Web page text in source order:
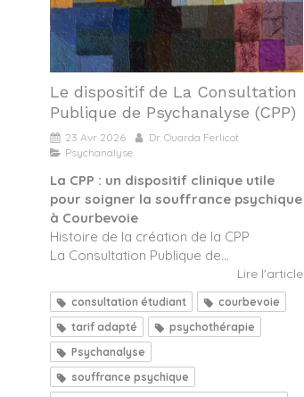
Le dispositif de La Consultation
Publique de Psychanalyse (CPP)
23 Avr 2026
Dr. Ouarda Ferlicot
Psychanalyse
La CPP : un dispositif clinique utile
pour soigner la souffrance psychique
à Courbevoie
Histoire de la création de la CPP
La Consultation Publique de...
Lire l'article
consultation étudiant
courbevoie
tarif adapté
psychothérapie
Psychanalyse
souffrance psychique